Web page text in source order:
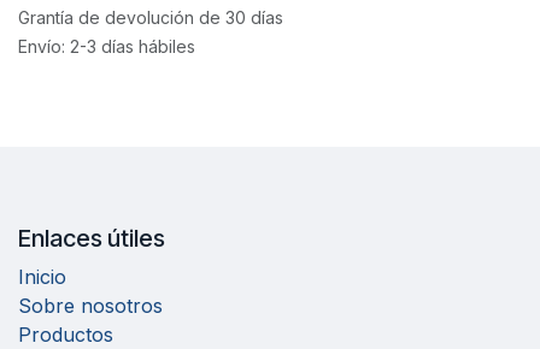
Grantía de devolución de 30 días
Envío: 2-3 días hábiles
Enlaces útiles
Inicio
Sobre nosotros
Productos